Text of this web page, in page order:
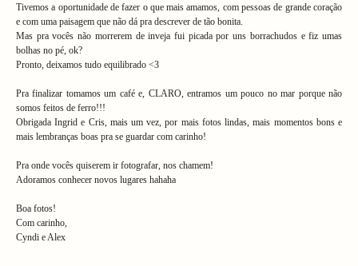
Tivemos a oportunidade de fazer o que mais amamos, com pessoas de grande coração
e com uma paisagem que não dá pra descrever de tão bonita.
Mas pra vocês não morrerem de inveja fui picada por uns borrachudos e fiz umas
bolhas no pé, ok?
Pronto, deixamos tudo equilibrado <3
Pra finalizar tomamos um café e, CLARO, entramos um pouco no mar porque não
somos feitos de ferro!!!
Obrigada Ingrid e Cris, mais um vez, por mais fotos lindas, mais momentos bons e
mais lembranças boas pra se guardar com carinho!
Pra onde vocês quiserem ir fotografar, nos chamem!
Adoramos conhecer novos lugares hahaha
Boa fotos!
Com carinho,
Cyndi e Alex